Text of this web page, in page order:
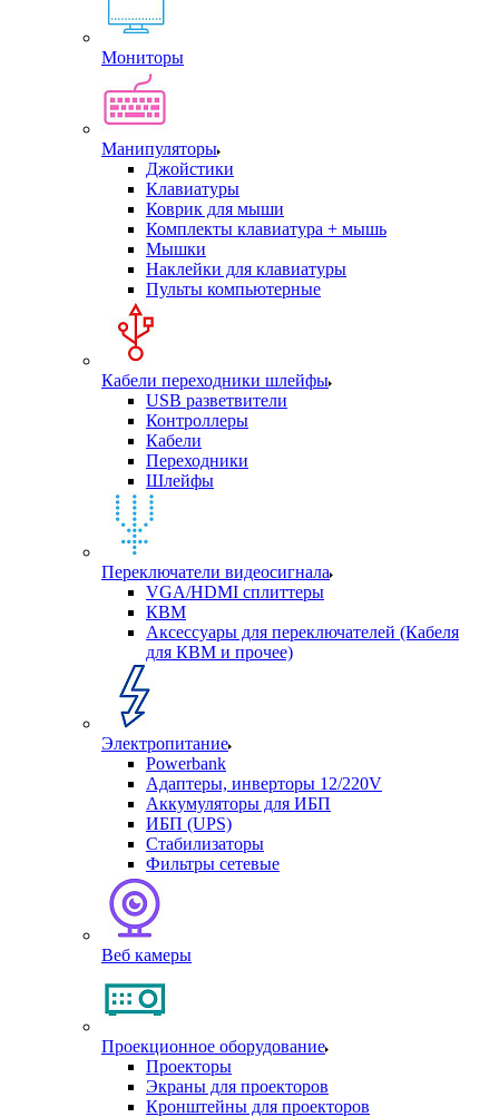
Мониторы
Манипуляторы
Джойстики
Клавиатуры
Коврик для мыши
Комплекты клавиатура + мышь
Мышки
Наклейки для клавиатуры
Пульты компьютерные
Кабели переходники шлейфы
USB разветвители
Контроллеры
Кабели
Переходники
Шлейфы
Переключатели видеосигнала
VGA/HDMI сплиттеры
КВМ
Аксессуары для переключателей (Кабеля
для КВМ и прочее)
Электропитание
Powerbank
Адаптеры, инверторы 12/220V
Аккумуляторы для ИБП
ИБП (UPS)
Стабилизаторы
Фильтры сетевые
Веб камеры
Проекционное оборудование
Проекторы
Экраны для проекторов
Кронштейны для проекторов